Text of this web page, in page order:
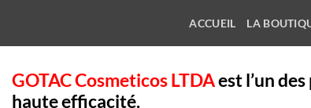
ACCUEIL LA
GOTAC Cosmeticos LTDAest l’un
haute efficacité.